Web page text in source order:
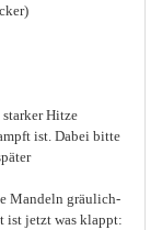
Hitze
ist. Dabei bitte
Mandeln gräulich-
ist jetzt was klappt: